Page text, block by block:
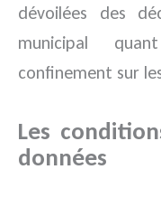
dévoilées des
municipal
confinement sur
Les
données